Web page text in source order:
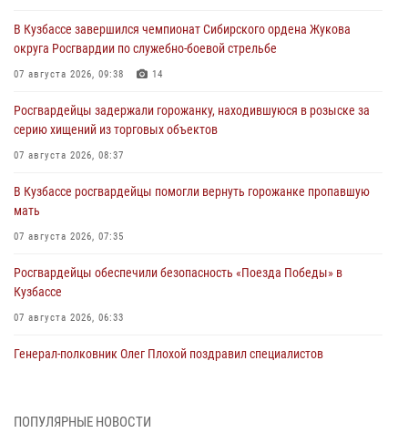
В Кузбассе завершился чемпионат Сибирского ордена Жукова
округа Росгвардии по служебно-боевой стрельбе
07 августа 2026, 09:38 14
Росгвардейцы задержали горожанку, находившуюся в розыске за
серию хищений из торговых объектов
07 августа 2026, 08:37
В Кузбассе росгвардейцы помогли вернуть горожанке пропавшую
мать
07 августа 2026, 07:35
Росгвардейцы обеспечили безопасность «Поезда Победы» в
Кузбассе
07 августа 2026, 06:33
Генерал-полковник Олег Плохой поздравил специалистов
07 августа 2026, 05:32
ПОПУЛЯРНЫЕ НОВОСТИ